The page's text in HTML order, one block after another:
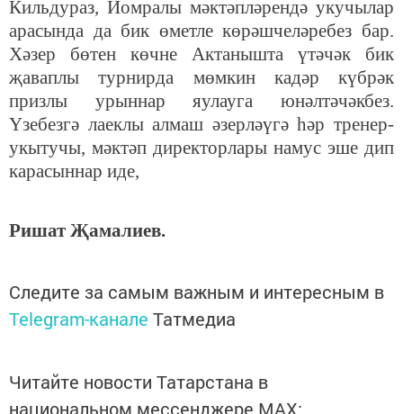
Кильдураз, Йомралы мәктәпләрендә укучылар
арасында да бик өметле көрәшчеләребез бар.
Хәзер бөтен көчне Актанышта үтәчәк бик
җаваплы турнирда мөмкин кадәр күбрәк
призлы урыннар яулауга юнәлтәчәкбез.
Үзебезгә лаеклы алмаш әзерләүгә һәр тренер-
укытучы, мәктәп директорлары намус эше дип
карасыннар иде,
Ришат Җамалиев.
Следите за самым важным и интересным в
Telegram-канале Татмедиа
Читайте новости Татарстана в
национальном мессенджере MАХ: